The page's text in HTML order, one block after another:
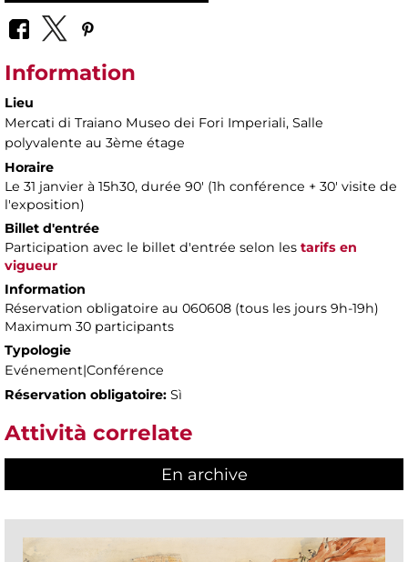
Information
Lieu
Mercati di Traiano Museo dei Fori Imperiali, Salle
polyvalente au 3ème étage
Horaire
Le 31 janvier à 15h30, durée 90' ​​(1h conférence + 30' visite de
l'exposition)
Billet d'entrée
Participation avec le billet d'entrée selon les tarifs en
vigueur
Information
Réservation obligatoire au 060608 (tous les jours 9h-19h)
Maximum 30 participants
Typologie
Evénement|Conférence
Réservation obligatoire: Sì
Attività correlate
En archive